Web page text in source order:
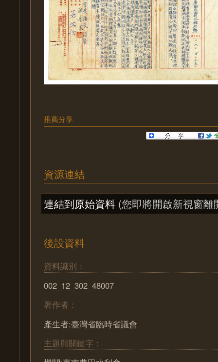
推薦分享
資源連結
連結到原始資料 (您即將開啟新視窗離
後設資料
資料識別：
002_12_302_48007
著作者：
產生者:臺灣省臨時省議會
主題與關鍵字：